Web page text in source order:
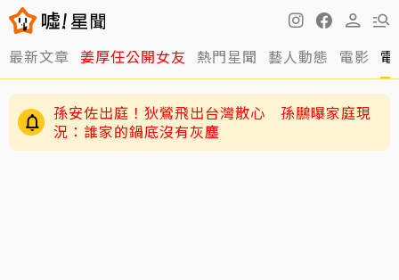
最新文章 姜厚任公開女友 熱門星聞 藝人動態 電影
孫安佐出庭！狄鶯飛出台灣散心 孫鵬曝家庭現
況：誰家的鍋底沒有灰塵